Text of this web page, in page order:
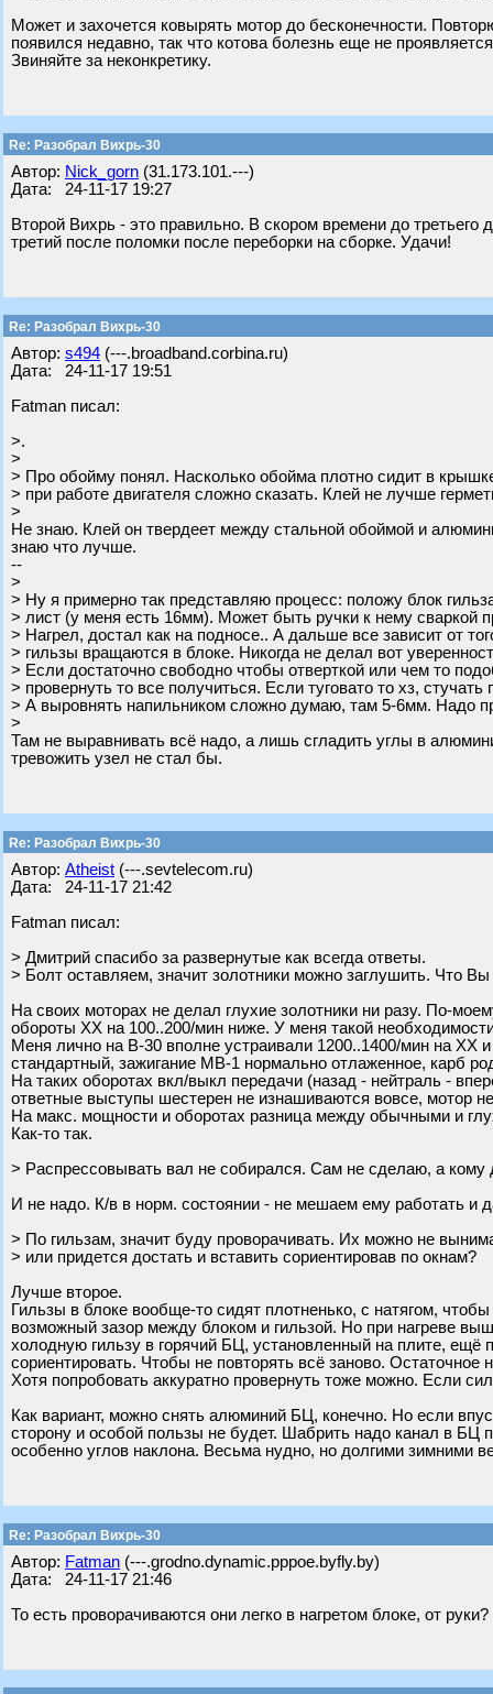
Может и захочется ковырять мотор до бесконечности.
появился недавно, так что котова болезнь еще не
Звиняйте за неконкретику.
Re: Разобрал Вихрь-30
Автор: Nick_gorn (31.173.101.---)
Дата: 24-11-17 19:27
Второй Вихрь - это правильно. В скором времени до
третий после поломки после переборки на сборке. Удачи!
Re: Разобрал Вихрь-30
Автор: s494 (---.broadband.corbina.ru)
Дата: 24-11-17 19:51
Fatman писал:
>.
>
> Про обойму понял. Насколько обойма плотно сидит в крышке
> при работе двигателя сложно сказать. Клей не лучше
>
Не знаю. Клей он твердеет между стальной обоймой и
знаю что лучше.
--
>
> Ну я примерно так представляю процесс: положу блок
> лист (у меня есть 16мм). Может быть ручки к нему сваркой
> Нагрел, достал как на подносе.. А дальше все зависит от
> гильзы вращаются в блоке. Никогда не делал вот
> Если достаточно свободно чтобы отверткой или чем то
> провернуть то все получиться. Если туговато то хз, стучать
> А выровнять напильником сложно думаю, там 5-6мм. Надо
>
Там не выравнивать всё надо, а лишь сгладить углы в
тревожить узел не стал бы.
Re: Разобрал Вихрь-30
Автор: Atheist (---.sevtelecom.ru)
Дата: 24-11-17 21:42
Fatman писал:
> Дмитрий спасибо за развернутые как всегда ответы.
> Болт оставляем, значит золотники можно заглушить. Что
На своих моторах не делал глухие золотники ни разу. По-
обороты ХХ на 100..200/мин ниже. У меня такой
Меня лично на В-30 вполне устраивали 1200..1400/мин на ХХ
стандартный, зажигание МВ-1 нормально отлаженное, карб
На таких оборотах вкл/выкл передачи (назад - нейтраль -
ответные выступы шестерен не изнашиваются вовсе, мотор
На макс. мощности и оборотах разница между обычными и
Как-то так.
> Распрессовывать вал не собирался. Сам не сделаю, а кому
И не надо. К/в в норм. состоянии - не мешаем ему работать и
> По гильзам, значит буду проворачивать. Их можно не
> или придется достать и вставить сориентировав по окнам?
Лучше второе.
Гильзы в блоке вообще-то сидят плотненько, с натягом,
возможный зазор между блоком и гильзой. Но при нагреве
холодную гильзу в горячий БЦ, установленный на плите,
сориентировать. Чтобы не повторять всё заново.
Хотя попробовать аккуратно провернуть тоже можно. Если
Как вариант, можно снять алюминий БЦ, конечно. Но если
сторону и особой пользы не будет. Шабрить надо канал в БЦ
особенно углов наклона. Весьма нудно, но долгими зимними
Re: Разобрал Вихрь-30
Автор: Fatman (---.grodno.dynamic.pppoe.byfly.by)
Дата: 24-11-17 21:46
То есть проворачиваются они легко в нагретом блоке, от руки?